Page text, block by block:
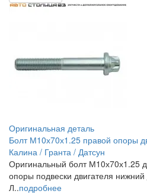
Оригинальная деталь
Болт М10х70х1.25 правой опоры
Калина / Гранта / Датсун
Оригинальный болт М10х70х1.25
опоры подвески двигателя
Л..подробнее